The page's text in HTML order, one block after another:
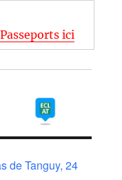
ici
de Tanguy, 24